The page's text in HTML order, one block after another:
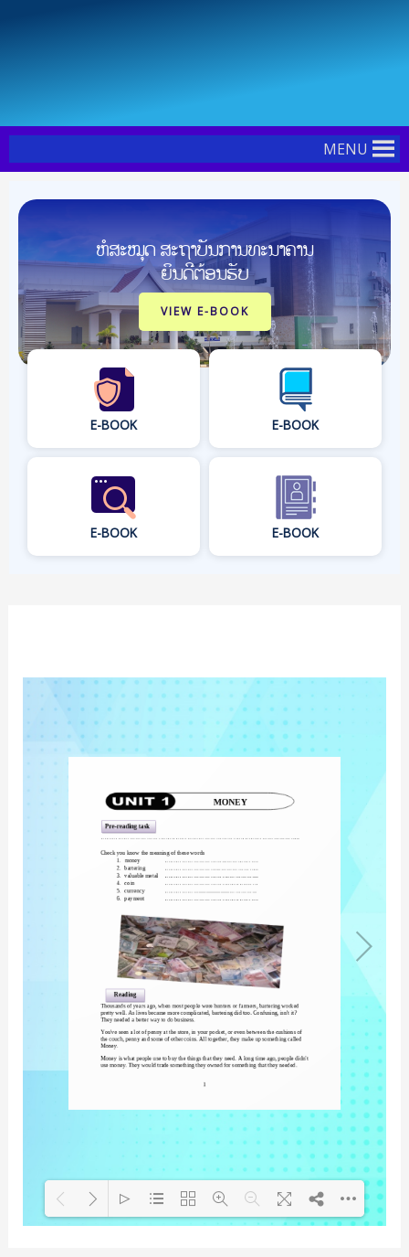
MENU
ຫໍສະໝຸດ ສະຖາບັນການທະນາຄານ
ຍິນດີຕ້ອນຮັບ
VIEW E-BOOK
E-BOOK E-BOOK
E-BOOK E-BOOK